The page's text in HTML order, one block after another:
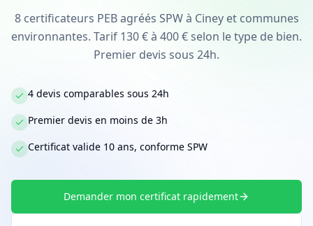
8 certificateurs PEB agréés SPW à Ciney et communes
environnantes. Tarif 130 € à 400 € selon le type de bien.
Premier devis sous 24h.
4 devis comparables sous 24h
Premier devis en moins de 3h
Certificat valide 10 ans, conforme SPW
Demander mon certificat rapidement